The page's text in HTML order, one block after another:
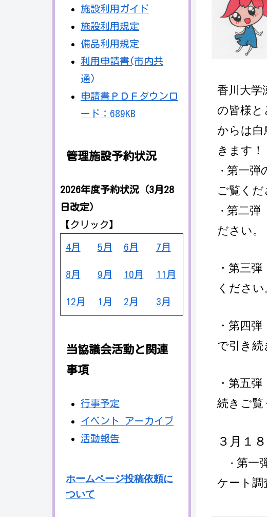
香川大学
の皆様と
からは
きます！
・ 第一弾
ご覧くだ
・ 第二弾
ださい。
・第三
ください
・第四
で引き続
・第五
続きご覧
３月１
・ 第一
ケート調
施設利用ガイド
施設利用規定
備品利用規定
利用申請書(市内共
通)
申請書ＰＤＦダウンロ
ード：689KB
管理施設予約状況
2026年度予約状況（3月28
日改定）
【クリック】
4月 5月 6月 7月
8月 9月 10月 11月
12月 1月 2月 3月
当協議会活動と関連
事項
行事予定
イベント アーカイブ
活動報告
ホームページ投稿依頼に
ついて